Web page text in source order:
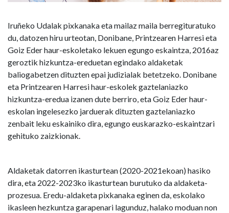
Iruñeko Udalak pixkanaka eta mailaz maila berregituratuko
du, datozen hiru urteotan, Donibane, Printzearen Harresi eta
Goiz Eder haur-eskoletako lekuen egungo eskaintza, 2016az
geroztik hizkuntza-ereduetan egindako aldaketak
baliogabetzen dituzten epai judizialak betetzeko. Donibane
eta Printzearen Harresi haur-eskolek gaztelaniazko
hizkuntza-eredua izanen dute berriro, eta Goiz Eder haur-
eskolan ingelesezko jarduerak dituzten gaztelaniazko
zenbait leku eskainiko dira, egungo euskarazko-eskaintzari
gehituko zaizkionak.
Aldaketak datorren ikasturtean (2020-2021ekoan) hasiko
dira, eta 2022-2023ko ikasturtean burutuko da aldaketa-
prozesua. Eredu-aldaketa pixkanaka eginen da, eskolako
ikasleen hezkuntza garapenari lagunduz, halako moduan non